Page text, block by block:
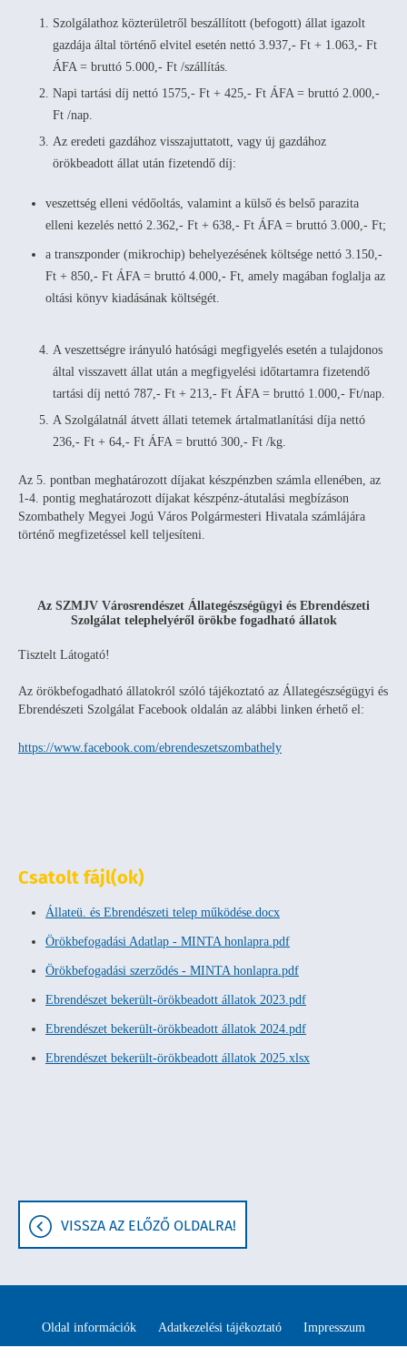
Szolgálathoz közterületről beszállított (befogott) állat igazolt
gazdája által történő elvitel esetén nettó 3.937,- Ft + 1.063,- Ft
ÁFA = bruttó 5.000,- Ft /szállítás.
Napi tartási díj nettó 1575,- Ft + 425,- Ft ÁFA = bruttó 2.000,-
Ft /nap.
Az eredeti gazdához visszajuttatott, vagy új gazdához
örökbeadott állat után fizetendő díj:
veszettség elleni védőoltás, valamint a külső és belső parazita
elleni kezelés nettó 2.362,- Ft + 638,- Ft ÁFA = bruttó 3.000,- Ft;
a transzponder (mikrochip) behelyezésének költsége nettó 3.150,-
Ft + 850,- Ft ÁFA = bruttó 4.000,- Ft, amely magában foglalja az
oltási könyv kiadásának költségét.
A veszettségre irányuló hatósági megfigyelés esetén a tulajdonos
által visszavett állat után a megfigyelési időtartamra fizetendő
tartási díj nettó 787,- Ft + 213,- Ft ÁFA = bruttó 1.000,- Ft/nap.
A Szolgálatnál átvett állati tetemek ártalmatlanítási díja nettó
236,- Ft + 64,- Ft ÁFA = bruttó 300,- Ft /kg.
Az 5. pontban meghatározott díjakat készpénzben számla ellenében, az
1-4. pontig meghatározott díjakat készpénz-átutalási megbízáson
Szombathely Megyei Jogú Város Polgármesteri Hivatala számlájára
történő megfizetéssel kell teljesíteni.
Az SZMJV Városrendészet Állategészségügyi és Ebrendészeti
Szolgálat telephelyéről örökbe fogadható állatok
Tisztelt Látogató!
Az örökbefogadható állatokról szóló tájékoztató az Állategészségügyi és
Ebrendészeti Szolgálat Facebook oldalán az alábbi linken érhető el:
https://www.facebook.com/ebrendeszetszombathely
Csatolt fájl(ok)
Állateü. és Ebrendészeti telep működése.docx
Örökbefogadási Adatlap - MINTA honlapra.pdf
Örökbefogadási szerződés - MINTA honlapra.pdf
Ebrendészet bekerült-örökbeadott állatok 2023.pdf
Ebrendészet bekerült-örökbeadott állatok 2024.pdf
Ebrendészet bekerült-örökbeadott állatok 2025.xlsx
VISSZA AZ ELŐZŐ OLDALRA!
Oldal információk Adatkezelési tájékoztató Impresszum